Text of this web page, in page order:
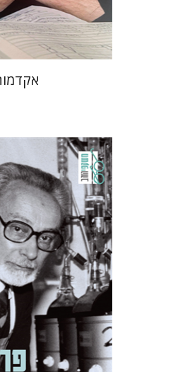
$35
פרימו לוי
מנואלה קונסוני
יונתן פיין
הנחת אתר ספר